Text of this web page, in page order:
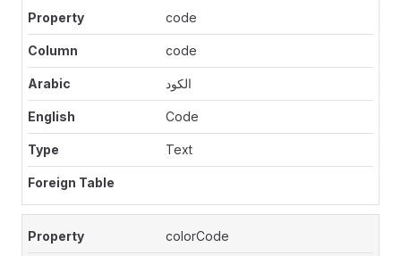
code
code
الكود
Code
Text
colorCode